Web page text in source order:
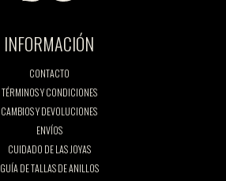
INFORMACIÓN
CONTACTO
TÉRMINOS Y CONDICIONES
CAMBIOS Y DEVOLUCIONES
ENVÍOS
CUIDADO DE LAS JOYAS
GUÍA DE TALLAS DE ANILLOS